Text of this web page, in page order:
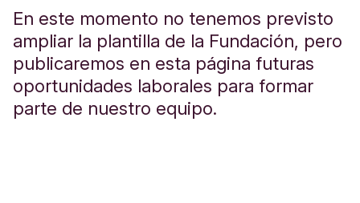
En este momento no tenemos previsto
ampliar la plantilla de la Fundación, pero
publicaremos en esta página futuras
oportunidades laborales para formar
parte de nuestro equipo.